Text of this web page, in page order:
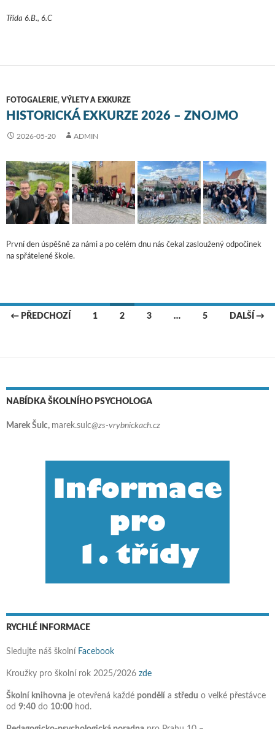
Třída 6.B., 6.C
FOTOGALERIE, VÝLETY A EXKURZE
HISTORICKÁ EXKURZE 2026 – ZNOJMO
2026-05-20 ADMIN
První den úspěšně za námi a po celém dnu nás čekal zasloužený odpočinek
na spřátelené škole.
← PŘEDCHOZÍ 1 2 3 … 5 DALŠÍ →
NABÍDKA ŠKOLNÍHO PSYCHOLOGA
Marek Šulc, marek.sulc@zs-vrybnickach.cz
RYCHLÉ INFORMACE
Sledujte náš školní Facebook
Kroužky pro školní rok 2025/2026 zde
Školní knihovna je otevřená každé pondělí a středu o velké přestávce
od 9:40 do 10:00 hod.